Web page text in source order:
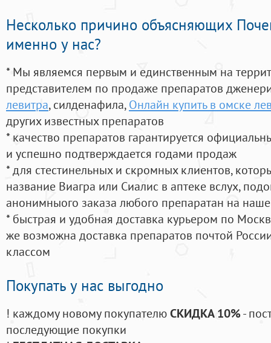
Несколько причино объясняющих
именно у нас?
* Мы являемся первым и единственным на
представителем по продаже препаратов
левитра, силденафила, Онлайн купить в омске
других известных препаратов
* качество препаратов гарантируется
и успешно подтверждается годами продаж
* для стестинельных и скромных клиентов,
название Виагра или Сиалис в аптеке вслух,
анонимныого заказа любого препаратан на
* быстрая и удобная доставка курьером по
же возможна доставка препаратов почтой
классом
Покупать у нас выгодно
! каждому новому покупателюСКИДКА 10%-
последующие покупки